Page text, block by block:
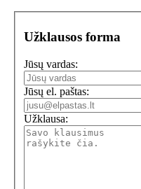
Užklausos forma
Jūsų vardas:
Jūsų el. paštas:
Užklausa: